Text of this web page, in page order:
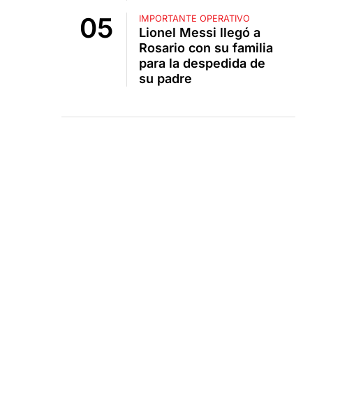
IMPORTANTE OPERATIVO
Lionel Messi llegó a
Rosario con su familia
para la despedida de
su padre